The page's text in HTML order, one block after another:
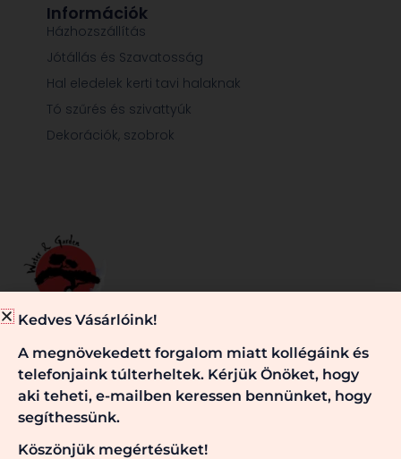
szükséges, nálunk megtalálható. Kérje véleményünket,
szaktanácsainkat! Keressen bennünket!
Információk
Házhozszállítás
Jótállás és Szavatosság
Hal eledelek kerti tavi halaknak
Tó szűrés és szivattyúk
Dekorációk, szobrok
Kedves Vásárlóink!
A megnövekedett forgalom miatt kollégáink és
telefonjaink túlterheltek. Kérjük Önöket, hogy
aki teheti, e-mailben keressen bennünket, hogy
segíthessünk.
Köszönjük megértésüket!